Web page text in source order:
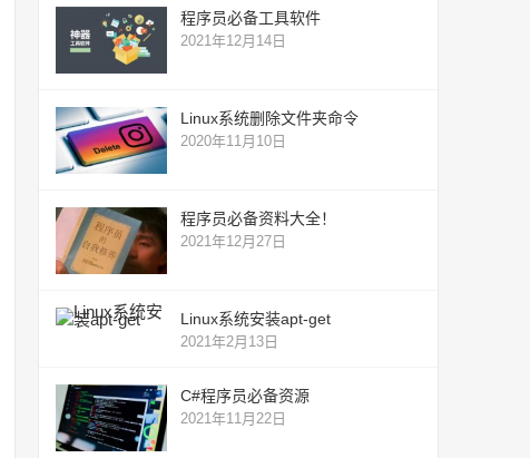
程序员必备工具软件
2021年12月14日
Linux系统删除文件夹命令
2020年11月10日
程序员必备资料大全！
2021年12月27日
Linux系统安装apt-get
2021年2月13日
C#程序员必备资源
2021年11月22日